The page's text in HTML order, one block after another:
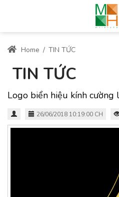
Home / TIN TỨC
TIN TỨC
Logo biển hiệu kính cường
26/06/2018 10:19:00 CH